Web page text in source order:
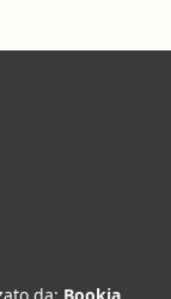
da: Bookia